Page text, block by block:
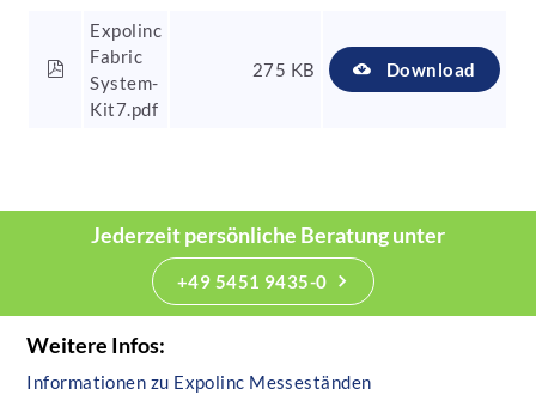
Expolinc
Fabric
System-
Kit7.pdf
275 KB Download
Jederzeit persönliche Beratung unter
+49 5451 9435-0
Weitere Infos:
Informationen zu Expolinc Messeständen